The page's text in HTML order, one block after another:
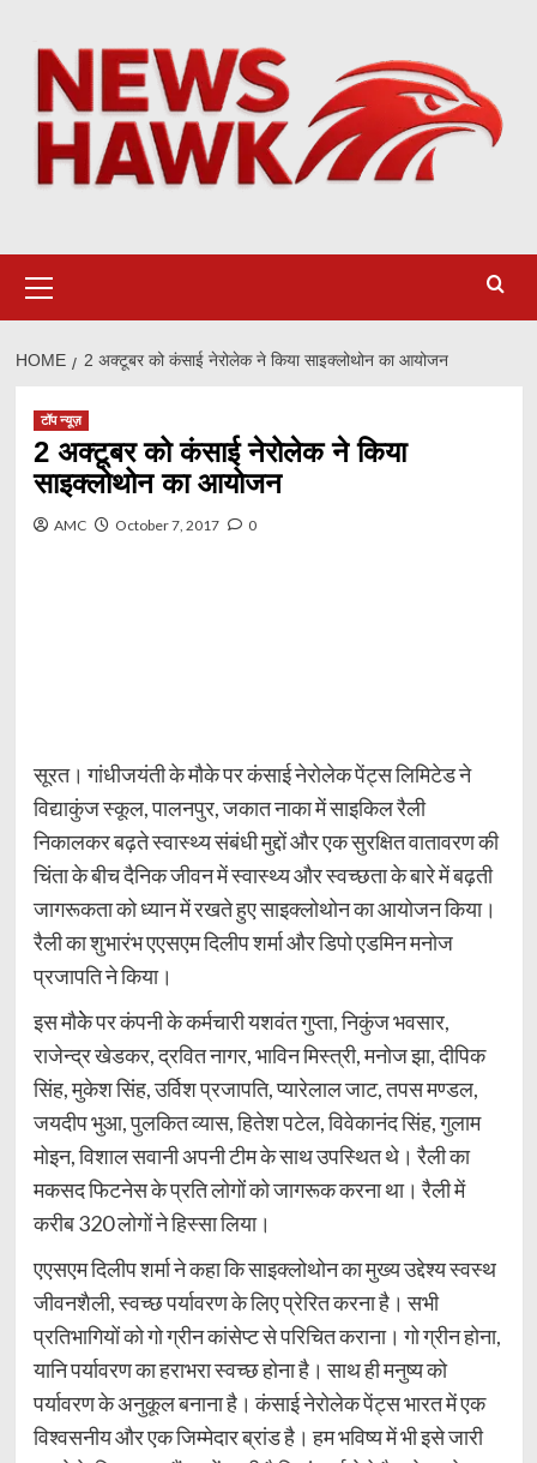
content
Menu
HOME 2 अक्टूबर को कंसाई नेरोलेक ने किया साइक्लोथोन का आयोजन
टॉप न्यूज़
2 अक्टूबर को कंसाई नेरोलेक ने किया
साइक्लोथोन का आयोजन
AMC October 7, 2017 0
सूरत। गांधीजयंती के मौके पर कंसाई नेरोलेक पेंट्स लिमिटेड ने
विद्याकुंज स्कूल, पालनपुर, जकात नाका में साइकिल रैली
निकालकर बढ़ते स्वास्थ्य संबंधी मुद्दों और एक सुरक्षित वातावरण की
चिंता के बीच दैनिक जीवन में स्वास्थ्य और स्वच्छता के बारे में बढ़ती
जागरूकता को ध्यान में रखते हुए साइक्लोथोन का आयोजन किया।
रैली का शुभारंभ एएसएम दिलीप शर्मा और डिपो एडमिन मनोज
प्रजापति ने किया।
इस मौकेे पर कंपनी के कर्मचारी यशवंत गुप्ता, निकुंज भवसार,
राजेन्द्र खेडकर, द्रवित नागर, भाविन मिस्त्री, मनोज झा, दीपिक
सिंह, मुकेश सिंह, उर्विश प्रजापति, प्यारेलाल जाट, तपस मण्डल,
जयदीप भुआ, पुलकित व्यास, हितेश पटेल, विवेकानंद सिंह, गुलाम
मोइन, विशाल सवानी अपनी टीम के साथ उपस्थित थे। रैली का
मकसद फिटनेस के प्रति लोगों को जागरूक करना था। रैली में
करीब 320 लोगों ने हिस्सा लिया।
एएसएम दिलीप शर्मा ने कहा कि साइक्लोथोन का मुख्य उद्देश्य स्वस्थ
जीवनशैली, स्वच्छ पर्यावरण के लिए प्रेरित करना है। सभी
प्रतिभागियों को गो ग्रीन कांसेप्ट से परिचित कराना। गो ग्रीन होना,
यानि पर्यावरण का हराभरा स्वच्छ होना है। साथ ही मनुष्य को
पर्यावरण के अनुकूल बनाना है। कंसाई नेरोलेक पेंट्स भारत में एक
विश्वसनीय और एक जिम्मेदार ब्रांड है। हम भविष्य में भी इसे जारी